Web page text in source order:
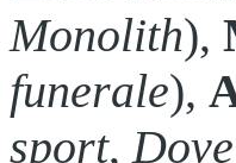
Monolith),
funerale),
sport,